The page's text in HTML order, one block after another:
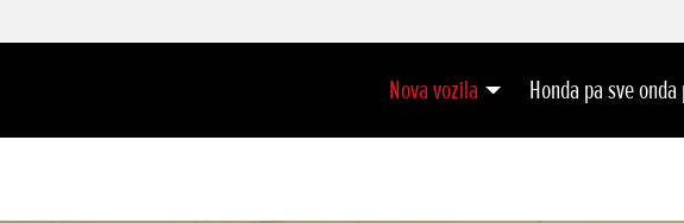
Nova vozila Honda pa sve onda